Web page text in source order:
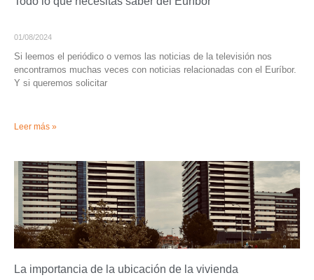
01/08/2024
Si leemos el periódico o vemos las noticias de la televisión nos
encontramos muchas veces con noticias relacionadas con el Euríbor.
Y si queremos solicitar
Leer más »
La importancia de la ubicación de la vivienda